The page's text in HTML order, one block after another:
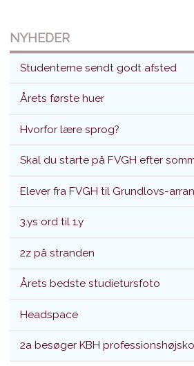
NYHEDER
Studenterne sendt godt afsted
Årets første huer
Hvorfor lære sprog?
Skal du starte på FVGH efter
Elever fra FVGH til Grundlovs-
3.ys ord til 1.y
2z på stranden
Årets bedste studietursfoto
Headspace
2a besøger KBH